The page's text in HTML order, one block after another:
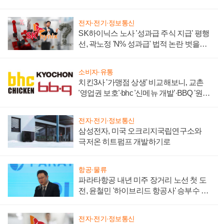
전자·전기·정보통신
SK하이닉스 노사 '성과급 주식 지급' 평행
선, 곽노정 'N% 성과급' 법적 논란 벗을지
소비자·유통
치킨3사 '가맹점 상생' 비교해보니, 교촌
'영업권 보호'·bhc '신메뉴 개발'·BBQ '원가
전자·전기·정보통신
삼성전자, 미국 오크리지국립연구소와
극저온 히트펌프 개발하기로
항공·물류
파라타항공 내년 미주 장거리 노선 첫 도
전, 윤철민 '하이브리드 항공사' 승부수 통
전자·전기·정보통신